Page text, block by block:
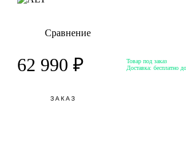
Сравнение
62 990 ₽
Товар под заказ
Доставка: бесплатно
ЗАКАЗ